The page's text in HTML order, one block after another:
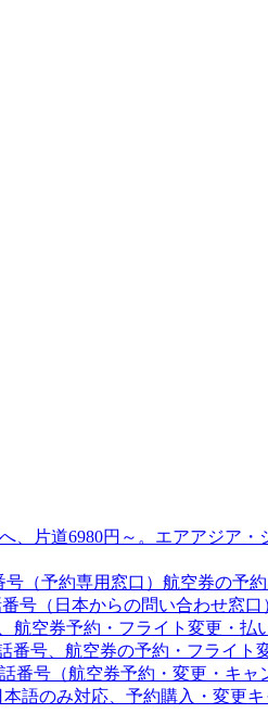
、片道6980円～。エアアジア
号（予約専用窓口）航空券の予
号（日本からの問い合わせ窓口
航空券予約・フライト変更・払
番号、航空券の予約・フライト
番号（航空券予約・変更・キャ
語のみ対応、予約購入・変更